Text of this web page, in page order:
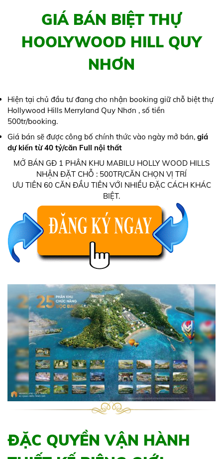
GIÁ BÁN BIỆT THỰ
HOOLYWOOD HILL QUY
NHƠN
Hiện tại chủ đầu tư đang cho nhận booking giữ chỗ biệt thự
Hollywood Hills Merryland Quy Nhơn , số tiền
500tr/booking.
Giá bán sẽ được công bố chính thức vào ngày mở bán, giá
dự kiến từ 40 tỷ/căn Full nội thất
MỞ BÁN GĐ 1 PHÂN KHU MABILU HOLLY WOOD HILLS
NHẬN ĐẶT CHỖ : 500TR/CĂN CHỌN VỊ TRÍ
ƯU TIÊN 60 CĂN ĐẦU TIÊN VỚI NHIỀU ĐẶC CÁCH KHÁC
BIỆT.
ĐẶC QUYỀN VẬN HÀNH